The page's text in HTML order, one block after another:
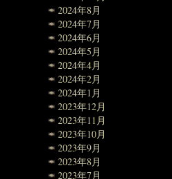
2024年8月
2024年7月
2024年6月
2024年5月
2024年4月
2024年2月
2024年1月
2023年12月
2023年11月
2023年10月
2023年9月
2023年8月
2023年7月